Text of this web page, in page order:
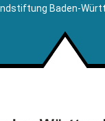
Baden-